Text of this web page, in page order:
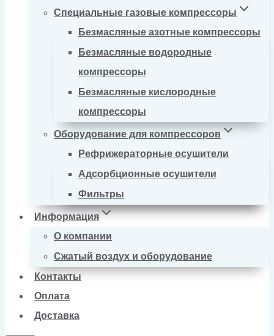
Специальные газовые компрессоры
Безмасляные азотные компрессоры
Безмасляные водородные
компрессоры
Безмасляные кислородные
компрессоры
Оборудование для компрессоров
Рефрижераторные осушители
Адсорбционные осушители
Фильтры
Информация
О компании
Сжатый воздух и оборудование
Контакты
Оплата
Доставка